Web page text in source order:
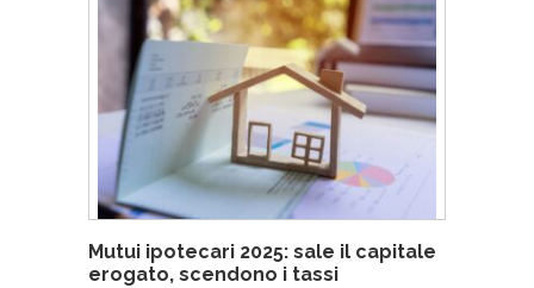
Mutui ipotecari 2025: sale il capitale
erogato, scendono i tassi